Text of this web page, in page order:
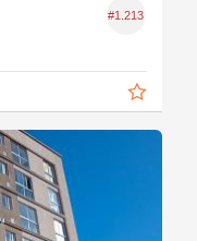
#1.213